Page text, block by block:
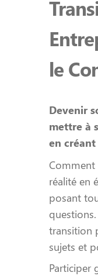
le
Devenir
mettre à
en
Comment
réalité en
posant
transition
sujets et
Participer